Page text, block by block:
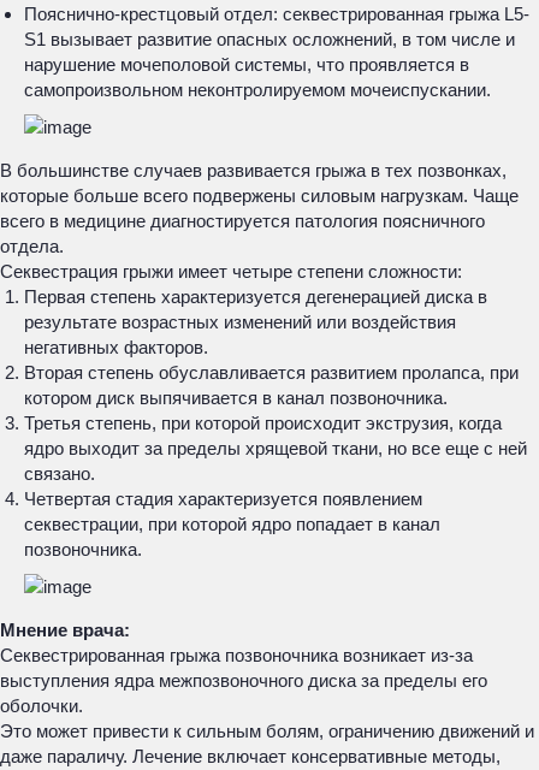
Пояснично-крестцовый отдел: секвестрированная грыжа L5-
S1 вызывает развитие опасных осложнений, в том числе и
нарушение мочеполовой системы, что проявляется в
самопроизвольном неконтролируемом мочеиспускании.
В большинстве случаев развивается грыжа в тех позвонках,
которые больше всего подвержены силовым нагрузкам. Чаще
всего в медицине диагностируется патология поясничного
отдела.
Секвестрация грыжи имеет четыре степени сложности:
Первая степень характеризуется дегенерацией диска в
результате возрастных изменений или воздействия
негативных факторов.
Вторая степень обуславливается развитием пролапса, при
котором диск выпячивается в канал позвоночника.
Третья степень, при которой происходит экструзия, когда
ядро выходит за пределы хрящевой ткани, но все еще с ней
связано.
Четвертая стадия характеризуется появлением
секвестрации, при которой ядро попадает в канал
позвоночника.
Мнение врача:
Секвестрированная грыжа позвоночника возникает из-за
выступления ядра межпозвоночного диска за пределы его
оболочки.
Это может привести к сильным болям, ограничению движений и
даже параличу. Лечение включает консервативные методы,